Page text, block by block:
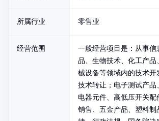
所属行业 零售业
经营范围
一般经营项目是：从事信
品、生物技术、化工产品
械设备等领域内的技术开
技术转让；电子测试产品
电器元件、高低压开关配
销售、五金产品、塑料制